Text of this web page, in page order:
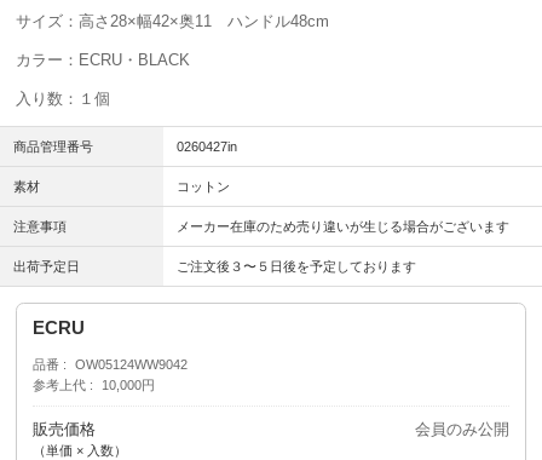
サイズ：高さ28×幅42×奥11 ハンドル48cm
カラー：ECRU・BLACK
入り数：１個
商品管理番号 0260427in
素材 コットン
注意事項 メーカー在庫のため売り違いが生じる場合がございます
出荷予定日 ご注文後３〜５日後を予定しております
ECRU
品番
OW05124WW9042
参考上代
10,000円
販売価格
（単価 × 入数）
会員のみ公開